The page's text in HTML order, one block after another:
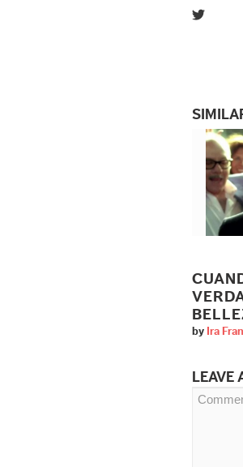
by Ira
LEAVE